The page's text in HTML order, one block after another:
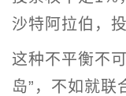
沙特阿拉伯，
这种不平衡不
岛”，不如就联